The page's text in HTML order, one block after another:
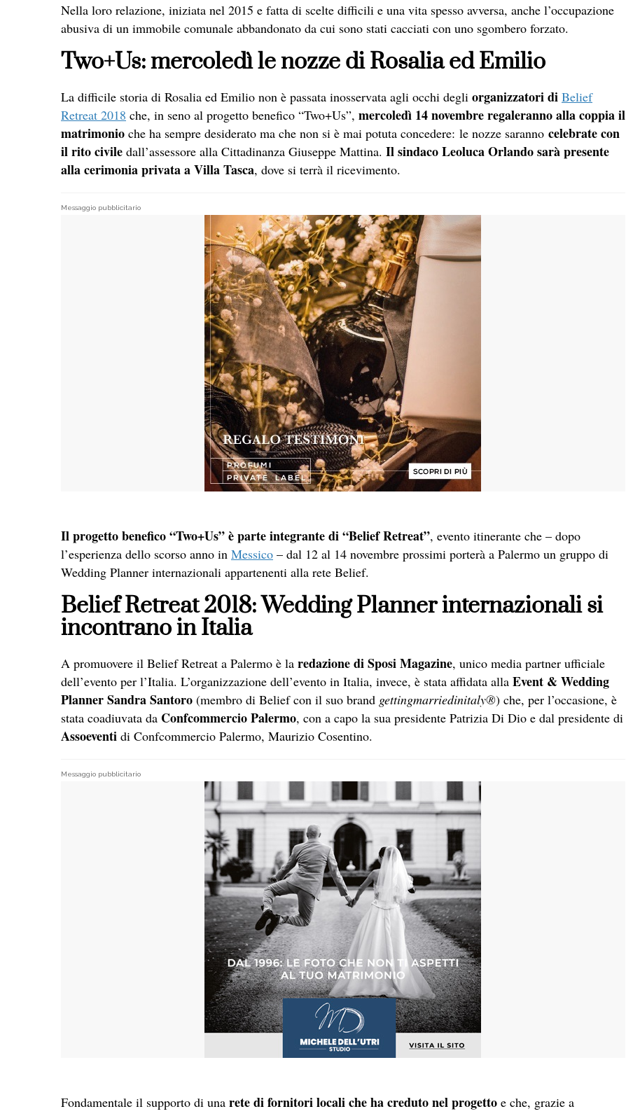
Nella loro relazione, iniziata nel 2015 e fatta di scelte difficili e una vita spesso avversa, anche l’occupazione
abusiva di un immobile comunale abbandonato da cui sono stati cacciati con uno sgombero forzato.
Two+Us: mercoledì le nozze di Rosalia ed Emilio
La difficile storia di Rosalia ed Emilio non è passata inosservata agli occhi degli organizzatori di Belief
Retreat 2018 che, in seno al progetto benefico “Two+Us”, mercoledì 14 novembreregaleranno alla coppia il
matrimonio che ha sempre desiderato ma che non si è mai potuta concedere: le nozze saranno celebrate con
il rito civile dall’assessore alla Cittadinanza Giuseppe Mattina. Il sindaco Leoluca Orlando sarà presente
alla cerimonia privata a Villa Tasca, dove si terrà il ricevimento.
Messaggio pubblicitario
Il progetto benefico “Two+Us” è parte integrante di “Belief Retreat”, evento itinerante che – dopo
l’esperienza dello scorso anno in Messico – dal 12 al 14 novembre prossimi porterà a Palermo un gruppo di
Wedding Planner internazionali appartenenti alla rete Belief.
Belief Retreat 2018: Wedding Planner internazionali si
incontrano in Italia
A promuovere il Belief Retreat a Palermo è la redazione diSposi Magazine, unico media partner ufficiale
dell’evento per l’Italia. L’organizzazione dell’evento in Italia, invece, è stata affidata alla Event & Wedding
Planner Sandra Santoro (membro di Belief con il suo brand gettingmarriedinitaly®) che, per l’occasione, è
stata coadiuvata da Confcommercio Palermo, con a capo la sua presidente Patrizia Di Dio e dal presidente di
Assoeventi di Confcommercio Palermo, Maurizio Cosentino.
Messaggio pubblicitario
Fondamentale il supporto di una rete di fornitori locali che ha creduto nel progetto e che, grazie a